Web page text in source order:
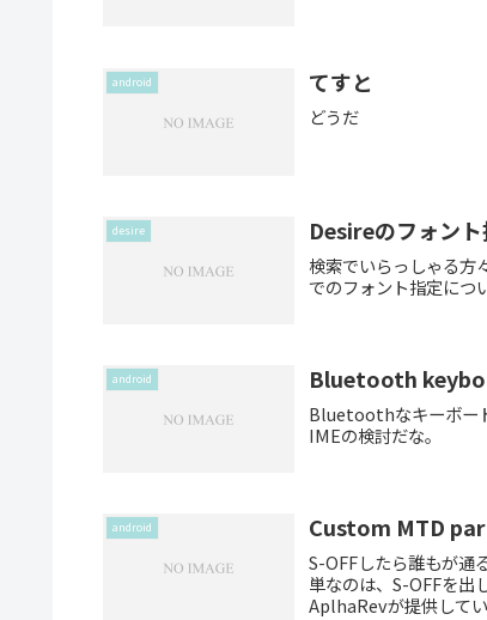
android てすと
どうだ
desire Desireのフォン
検索でいらっしゃる方
でのフォント指定につ
android Bluetooth
Bluetoothなキーボー
IMEの検討だな。
android Custom MTD
S-OFFしたら誰もが通
単なのは、S-OFFを出
AplhaRevが提供して